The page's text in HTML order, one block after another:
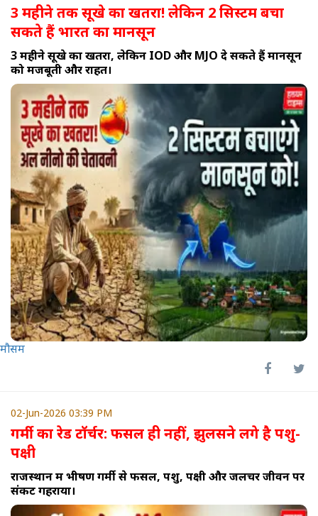
3 महीने तक सूखे का खतरा! लेकिन 2 सिस्टम बचा
सकते हैं भारत का मानसून
3 महीने सूखे का खतरा, लेकिन IOD और MJO दे सकते हैं मानसून
को मजबूती और राहत।
मौसम
02-Jun-2026 03:39 PM
गर्मी का रेड टॉर्चर: फसल ही नहीं, झुलसने लगे है पशु-
पक्षी
राजस्थान में भीषण गर्मी से फसल, पशु, पक्षी और जलचर जीवन पर
संकट गहराया।